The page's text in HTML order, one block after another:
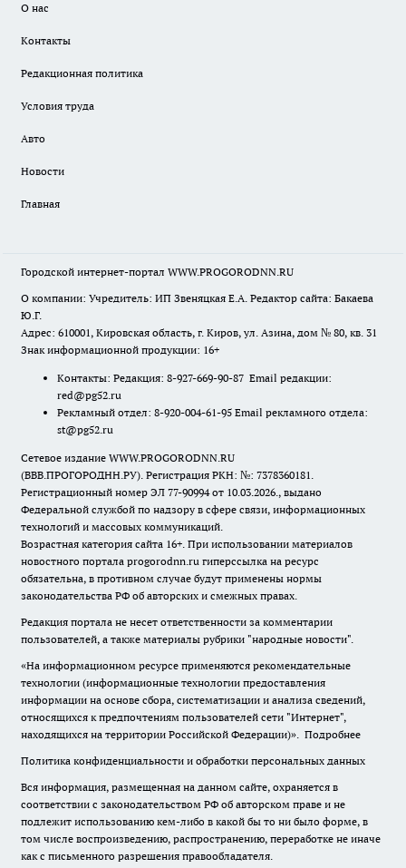
О нас
Контакты
Редакционная политика
Условия труда
Авто
Новости
Главная
Городской интернет-портал WWW.PROGORODNN.RU
О компании: Учредитель: ИП Звеняцкая Е.А. Редактор сайта: Бакаева
Ю.Г.
Адрес: 610001, Кировская область, г. Киров, ул. Азина, дом № 80, кв. 31
Знак информационной продукции: 16+
Контакты: Редакция: 8-927-669-90-87 Email редакции:
red@pg52.ru
Рекламный отдел: 8-920-004-61-95 Email рекламного отдела:
st@pg52.ru
Сетевое издание WWW.PROGORODNN.RU
(ВВВ.ПРОГОРОДНН.РУ). Регистрация РКН: №: 7378360181.
Регистрационный номер ЭЛ 77-90994 от 10.03.2026., выдано
Федеральной службой по надзору в сфере связи, информационных
технологий и массовых коммуникаций.
Возрастная категория сайта 16+. При использовании материалов
новостного портала progorodnn.ru гиперссылка на ресурс
обязательна, в противном случае будут применены нормы
законодательства РФ об авторских и смежных правах.
Редакция портала не несет ответственности за комментарии
пользователей, а также материалы рубрики "народные новости".
«На информационном ресурсе применяются рекомендательные
технологии (информационные технологии предоставления
информации на основе сбора, систематизации и анализа сведений,
относящихся к предпочтениям пользователей сети "Интернет",
находящихся на территории Российской Федерации)». Подробнее
Политика конфиденциальности и обработки персональных данных
Вся информация, размещенная на данном сайте, охраняется в
соответствии с законодательством РФ об авторском праве и не
подлежит использованию кем-либо в какой бы то ни было форме, в
том числе воспроизведению, распространению, переработке не иначе
как с письменного разрешения правообладателя.